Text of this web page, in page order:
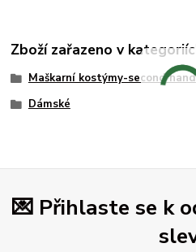
Zboží zařazeno v
Maškarní kostýmy-second hand
Dámské
💌 Přihlaste se k